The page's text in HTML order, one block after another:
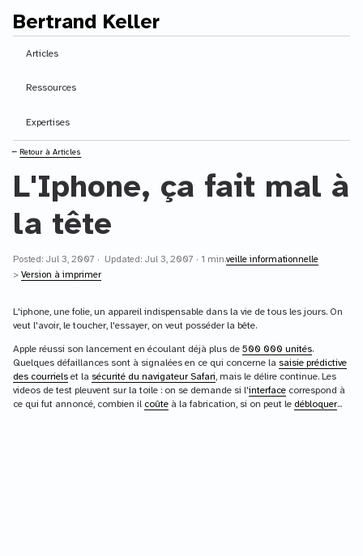
Contenu principal
Bertrand Keller
Articles
Ressources
Expertises
⭠ Retour à Articles
L'Iphone, ça fait mal à
la tête
Posted: Jul 3, 2007 · Updated: Jul 3, 2007 · 1 min.veille informationnelle
> Version à imprimer
L'iphone, une folie, un appareil indispensable dans la vie de tous les jours. On
veut l'avoir, le toucher, l'essayer, on veut posséder la bête.
Apple réussi son lancement en écoulant déjà plus de 500 000 unités.
Quelques défaillances sont à signalées en ce qui concerne la saisie prédictive
des courriels et la sécurité du navigateur Safari, mais le délire continue. Les
videos de test pleuvent sur la toile : on se demande si l'interface correspond à
ce qui fut annoncé, combien il coûte à la fabrication, si on peut le débloquer...